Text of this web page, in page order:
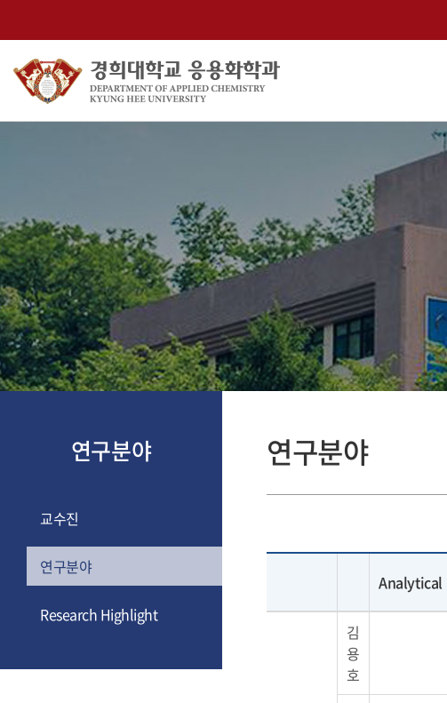
연구분야
교수진
연구분야
Research Highlight
연구분야
Analytical
김
용
호